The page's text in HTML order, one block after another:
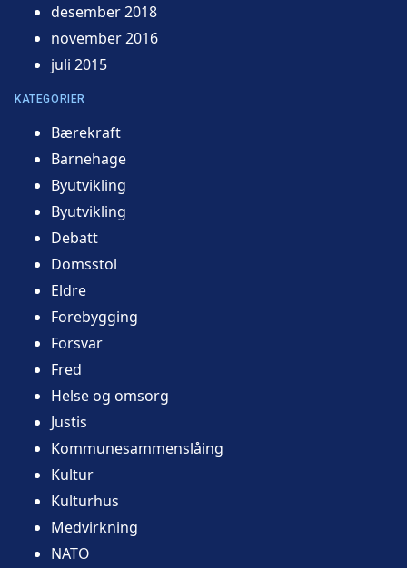
desember 2018
november 2016
juli 2015
KATEGORIER
Bærekraft
Barnehage
Byutvikling
Byutvikling
Debatt
Domsstol
Eldre
Forebygging
Forsvar
Fred
Helse og omsorg
Justis
Kommunesammenslåing
Kultur
Kulturhus
Medvirkning
NATO